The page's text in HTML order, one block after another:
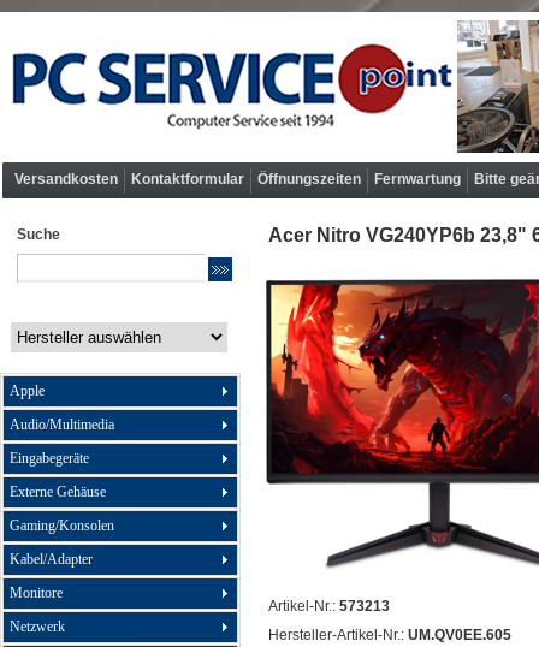
Versandkosten Kontaktformular Öffnungszeiten Fernwartung Bitte
Suche
Apple
Audio/Multimedia
Eingabegeräte
Externe Gehäuse
Gaming/Konsolen
Kabel/Adapter
Monitore
Netzwerk
Acer Nitro VG240YP6b 23,8"
Artikel-Nr.: 573213
Hersteller-Artikel-Nr.: UM.QV0EE.605